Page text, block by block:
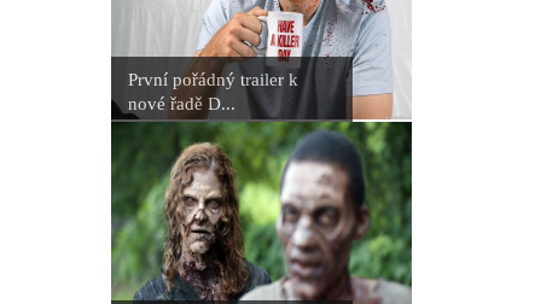
První pořádný trailer k
nové řadě D...